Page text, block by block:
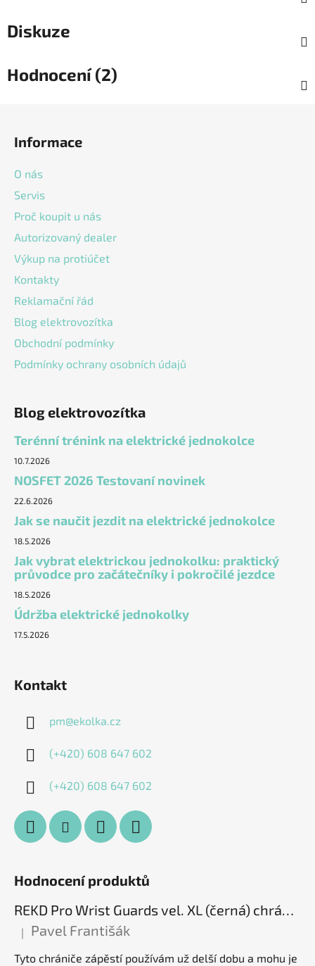
Diskuze
Hodnocení (2)
Informace
O nás
Servis
Proč koupit u nás
Autorizovaný dealer
Výkup na protiúčet
Kontakty
Reklamační řád
Blog elektrovozítka
Obchodní podmínky
Podmínky ochrany osobních údajů
Blog elektrovozítka
Terénní trénink na elektrické jednokolce
10.7.2026
NOSFET 2026 Testovaní novinek
22.6.2026
Jak se naučit jezdit na elektrické jednokolce
18.5.2026
Jak vybrat elektrickou jednokolku: praktický
průvodce pro začátečníky i pokročilé jezdce
18.5.2026
Údržba elektrické jednokolky
17.5.2026
Kontakt
pm@ekolka.cz
(+420) 608 647 602
(+420) 608 647 602
Hodnocení produktů
REKD Pro Wrist Guards vel. XL (černá) chrániče zápěstí
Hodnocení produktu je 5 z 5 hvězdiček.
| Pavel Františák
Tyto chrániče zápěstí používám už delší dobu a mohu je